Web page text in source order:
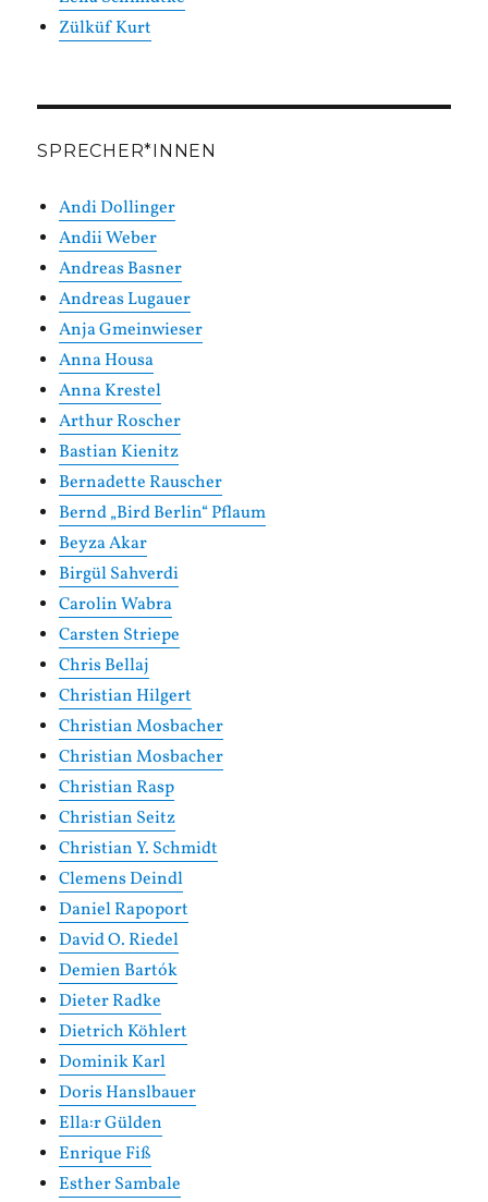
Zülküf Kurt
SPRECHER*INNEN
Andi Dollinger
Andii Weber
Andreas Basner
Andreas Lugauer
Anja Gmeinwieser
Anna Housa
Anna Krestel
Arthur Roscher
Bastian Kienitz
Bernadette Rauscher
Bernd „Bird Berlin“ Pflaum
Beyza Akar
Birgül Sahverdi
Carolin Wabra
Carsten Striepe
Chris Bellaj
Christian Hilgert
Christian Mosbacher
Christian Mosbacher
Christian Rasp
Christian Seitz
Christian Y. Schmidt
Clemens Deindl
Daniel Rapoport
David O. Riedel
Demien Bartók
Dieter Radke
Dietrich Köhlert
Dominik Karl
Doris Hanslbauer
Ella:r Gülden
Enrique Fiß
Esther Sambale